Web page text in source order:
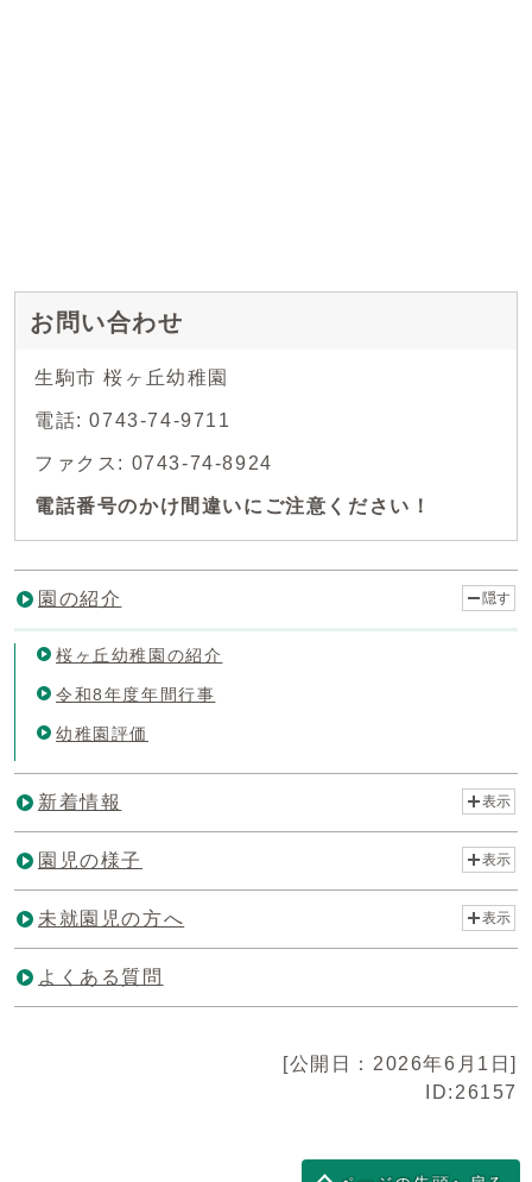
お問い合わせ
生駒市 桜ヶ丘幼稚園
電話: 0743-74-9711
ファクス: 0743-74-8924
電話番号のかけ間違いにご注意ください！
園の紹介 隠す
桜ヶ丘幼稚園の紹介
令和8年度年間行事
幼稚園評価
新着情報 表示
園児の様子 表示
未就園児の方へ 表示
よくある質問
[公開日：2026年6月1日]
ID:26157